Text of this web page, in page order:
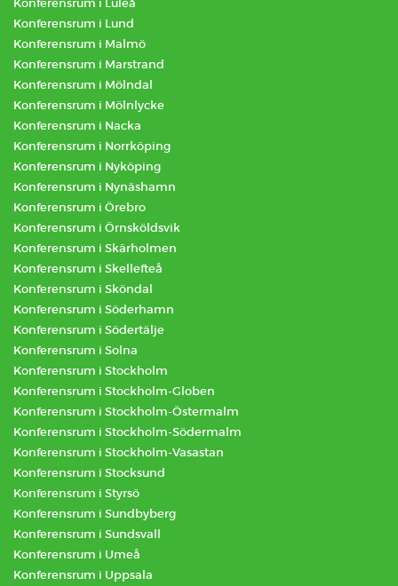
Konferensrum i Luleå
Konferensrum i Lund
Konferensrum i Malmö
Konferensrum i Marstrand
Konferensrum i Mölndal
Konferensrum i Mölnlycke
Konferensrum i Nacka
Konferensrum i Norrköping
Konferensrum i Nyköping
Konferensrum i Nynäshamn
Konferensrum i Örebro
Konferensrum i Örnsköldsvik
Konferensrum i Skärholmen
Konferensrum i Skellefteå
Konferensrum i Sköndal
Konferensrum i Söderhamn
Konferensrum i Södertälje
Konferensrum i Solna
Konferensrum i Stockholm
Konferensrum i Stockholm-Globen
Konferensrum i Stockholm-Östermalm
Konferensrum i Stockholm-Södermalm
Konferensrum i Stockholm-Vasastan
Konferensrum i Stocksund
Konferensrum i Styrsö
Konferensrum i Sundbyberg
Konferensrum i Sundsvall
Konferensrum i Umeå
Konferensrum i Uppsala